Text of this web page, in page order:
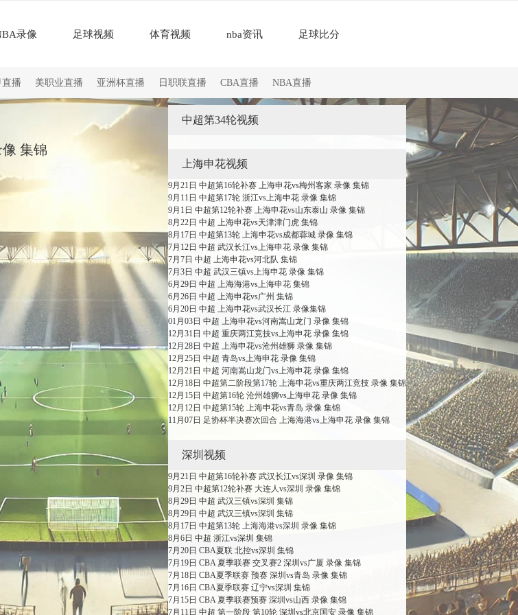
录像 足球视频 体育视频 nba资讯 足球比分
播 美职业直播 亚洲杯直播 日职联直播 CBA直播 NBA直播
集锦
中超第34轮视频
上海申花视频
9月21日 中超第16轮补赛 上海申花vs梅州客家 录像 集锦
9月11日 中超第17轮 浙江vs上海申花 录像 集锦
9月1日 中超第12轮补赛 上海申花vs山东泰山 录像 集锦
8月22日 中超 上海申花vs天津津门虎 集锦
8月17日 中超第13轮 上海申花vs成都蓉城 录像 集锦
7月12日 中超 武汉长江vs上海申花 录像 集锦
7月7日 中超 上海申花vs河北队 集锦
7月3日 中超 武汉三镇vs上海申花 录像 集锦
6月29日 中超 上海海港vs上海申花 集锦
6月26日 中超 上海申花vs广州 集锦
6月20日 中超 上海申花vs武汉长江 录像集锦
01月03日 中超 上海申花vs河南嵩山龙门 录像 集锦
12月31日 中超 重庆两江竞技vs上海申花 录像 集锦
12月28日 中超 上海申花vs沧州雄狮 录像 集锦
12月25日 中超 青岛vs上海申花 录像 集锦
12月21日 中超 河南嵩山龙门vs上海申花 录像 集锦
12月18日 中超第二阶段第17轮 上海申花vs重庆两江竞技 录像 集锦
12月15日 中超第16轮 沧州雄狮vs上海申花 录像 集锦
12月12日 中超第15轮 上海申花vs青岛 录像 集锦
11月07日 足协杯半决赛次回合 上海海港vs上海申花 录像 集锦
深圳视频
9月21日 中超第16轮补赛 武汉长江vs深圳 录像 集锦
9月2日 中超第12轮补赛 大连人vs深圳 录像 集锦
8月29日 中超 武汉三镇vs深圳 集锦
8月29日 中超 武汉三镇vs深圳 集锦
8月17日 中超第13轮 上海海港vs深圳 录像 集锦
8月6日 中超 浙江vs深圳 集锦
7月20日 CBA夏联 北控vs深圳 集锦
7月19日 CBA 夏季联赛 交叉赛2 深圳vs广厦 录像 集锦
7月18日 CBA夏季联赛 预赛 深圳vs青岛 录像 集锦
7月16日 CBA夏季联赛 辽宁vs深圳 集锦
7月15日 CBA 夏季联赛预赛 深圳vs山西 录像 集锦
7月11日 中超 第一阶段 第10轮 深圳vs北京国安 录像 集锦